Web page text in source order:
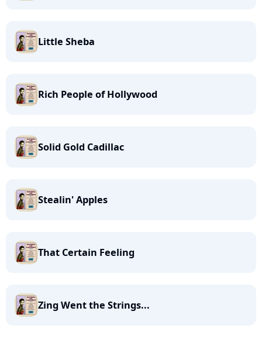
Little Sheba
Rich People of Hollywood
Solid Gold Cadillac
Stealin' Apples
That Certain Feeling
Zing Went the Strings...